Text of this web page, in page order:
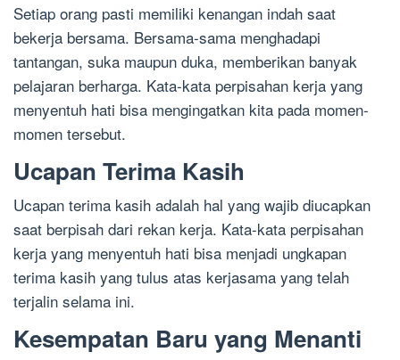
Setiap orang pasti memiliki kenangan indah saat
bekerja bersama. Bersama-sama menghadapi
tantangan, suka maupun duka, memberikan banyak
pelajaran berharga. Kata-kata perpisahan kerja yang
menyentuh hati bisa mengingatkan kita pada momen-
momen tersebut.
Ucapan Terima Kasih
Ucapan terima kasih adalah hal yang wajib diucapkan
saat berpisah dari rekan kerja. Kata-kata perpisahan
kerja yang menyentuh hati bisa menjadi ungkapan
terima kasih yang tulus atas kerjasama yang telah
terjalin selama ini.
Kesempatan Baru yang Menanti